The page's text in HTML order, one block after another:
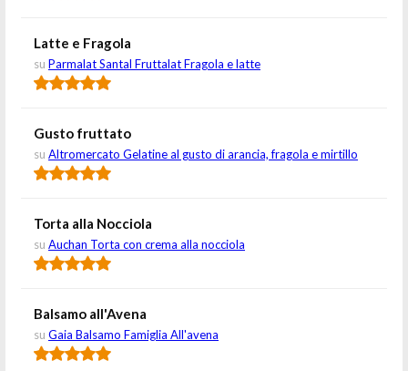
Latte e Fragola
su Parmalat Santal Fruttalat Fragola e latte
Gusto fruttato
su Altromercato Gelatine al gusto di arancia, fragola e mirtillo
Torta alla Nocciola
su Auchan Torta con crema alla nocciola
Balsamo all'Avena
su Gaia Balsamo Famiglia All'avena